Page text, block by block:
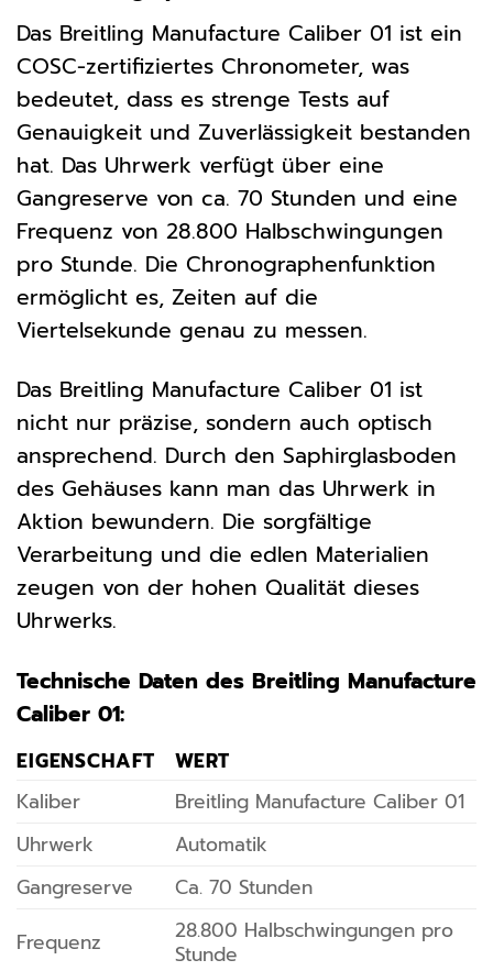
Das Breitling Manufacture Caliber 01 ist ein
COSC-zertifiziertes Chronometer, was
bedeutet, dass es strenge Tests auf
Genauigkeit und Zuverlässigkeit bestanden
hat. Das Uhrwerk verfügt über eine
Gangreserve von ca. 70 Stunden und eine
Frequenz von 28.800 Halbschwingungen
pro Stunde. Die Chronographenfunktion
ermöglicht es, Zeiten auf die
Viertelsekunde genau zu messen.
Das Breitling Manufacture Caliber 01 ist
nicht nur präzise, sondern auch optisch
ansprechend. Durch den Saphirglasboden
des Gehäuses kann man das Uhrwerk in
Aktion bewundern. Die sorgfältige
Verarbeitung und die edlen Materialien
zeugen von der hohen Qualität dieses
Uhrwerks.
Technische Daten des Breitling Manufacture
Caliber 01:
EIGENSCHAFT
WERT
Kaliber
Breitling Manufacture Caliber 01
Uhrwerk
Automatik
Gangreserve
Ca. 70 Stunden
Frequenz
28.800 Halbschwingungen pro
Stunde